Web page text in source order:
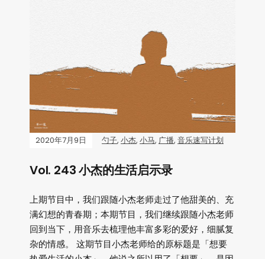
2020年7月9日 勺子, 小杰, 小马, 广播, 音乐速写计划
Vol. 243 小杰的生活启示录
上期节目中，我们跟随小杰老师走过了他甜美的、充
满幻想的青春期；本期节目，我们继续跟随小杰老师
回到当下，用音乐去梳理他丰富多彩的爱好，细腻复
杂的情感。 这期节目小杰老师给的原标题是「想要